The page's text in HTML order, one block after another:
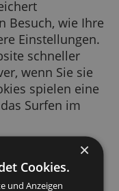
Snippet, das
Website an
speichert
Besuch, wie
schneller
wenn Sie
spielen
das Surfen im